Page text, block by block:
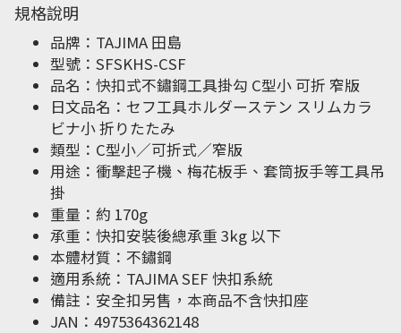
規格說明
品牌：TAJIMA 田島
型號：SFSKHS-CSF
品名：快扣式不鏽鋼工具掛勾 C型小 可折 窄版
日文品名：セフ工具ホルダーステン スリムカラ
ビナ小 折りたたみ
類型：C型小／可折式／窄版
用途：衝擊起子機、梅花板手、套筒扳手等工具吊
掛
重量：約 170g
承重：快扣安裝後總承重 3kg 以下
本體材質：不鏽鋼
適用系統：TAJIMA SEF 快扣系統
備註：安全扣另售，本商品不含快扣座
JAN：4975364362148